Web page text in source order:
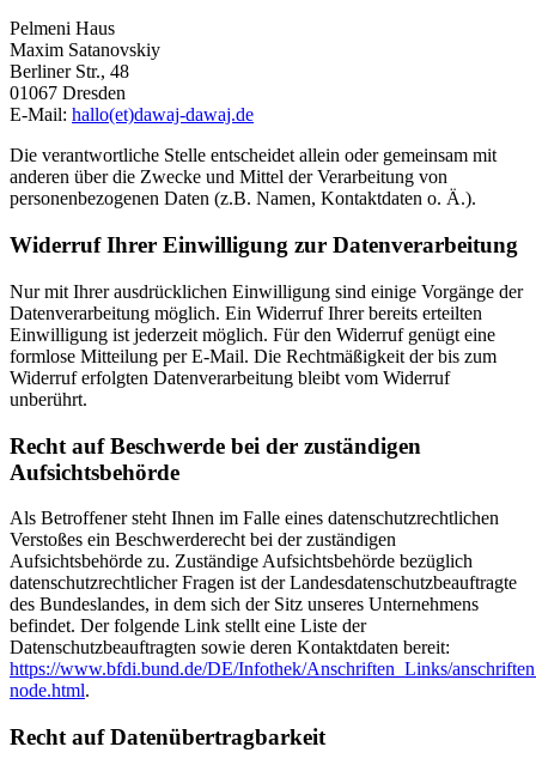
Pelmeni Haus
Maxim Satanovskiy
Berliner Str., 48
01067 Dresden
E-Mail: hallo(et)dawaj-dawaj.de
Die verantwortliche Stelle entscheidet allein oder gemeinsam mit
anderen über die Zwecke und Mittel der Verarbeitung von
personenbezogenen Daten (z.B. Namen, Kontaktdaten o. Ä.).
Widerruf Ihrer Einwilligung zur Datenverarbeitung
Nur mit Ihrer ausdrücklichen Einwilligung sind einige Vorgänge der
Datenverarbeitung möglich. Ein Widerruf Ihrer bereits erteilten
Einwilligung ist jederzeit möglich. Für den Widerruf genügt eine
formlose Mitteilung per E-Mail. Die Rechtmäßigkeit der bis zum
Widerruf erfolgten Datenverarbeitung bleibt vom Widerruf
unberührt.
Recht auf Beschwerde bei der zuständigen
Aufsichtsbehörde
Als Betroffener steht Ihnen im Falle eines datenschutzrechtlichen
Verstoßes ein Beschwerderecht bei der zuständigen
Aufsichtsbehörde zu. Zuständige Aufsichtsbehörde bezüglich
datenschutzrechtlicher Fragen ist der Landesdatenschutzbeauftragte
des Bundeslandes, in dem sich der Sitz unseres Unternehmens
befindet. Der folgende Link stellt eine Liste der
Datenschutzbeauftragten sowie deren Kontaktdaten bereit:
https://www.bfdi.bund.de/DE/Infothek/Anschriften_Links/
node.html.
Recht auf Datenübertragbarkeit